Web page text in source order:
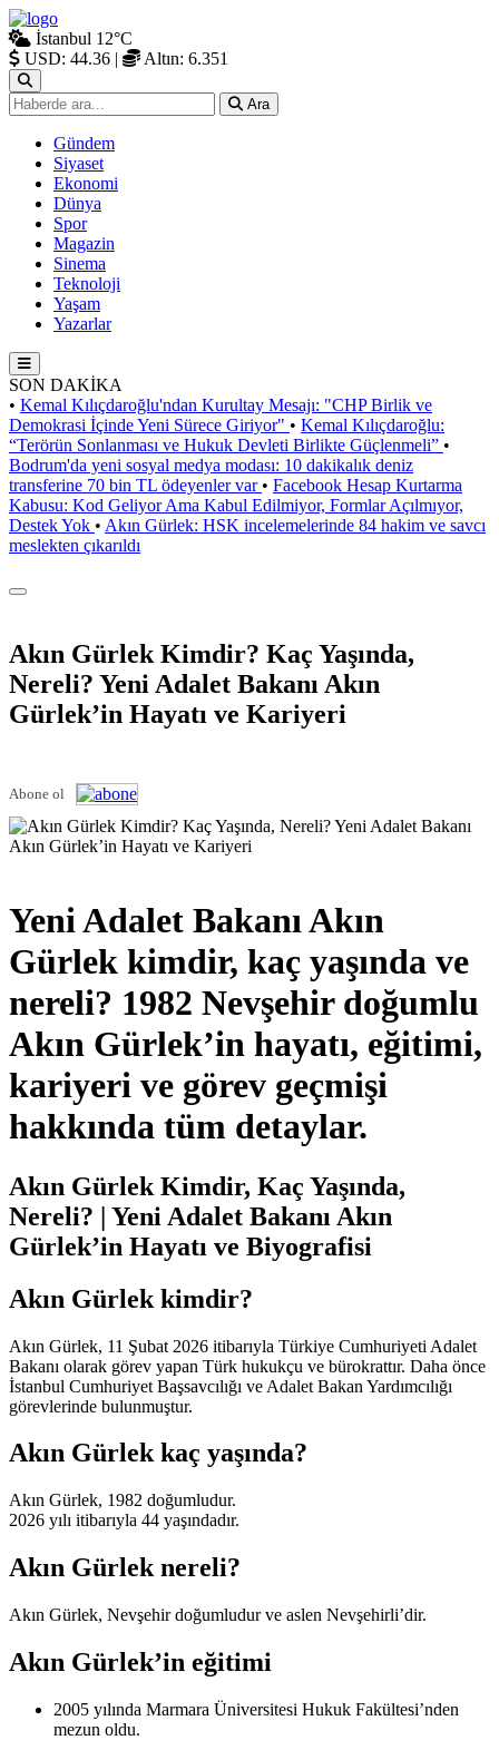
İstanbul 12°C
USD: 44.36 | Altın: 6.351
Ara
Gündem
Siyaset
Ekonomi
Dünya
Spor
Magazin
Sinema
Teknoloji
Yaşam
Yazarlar
SON DAKİKA
• Kemal Kılıçdaroğlu'ndan Kurultay Mesajı: "CHP Birlik ve
Demokrasi İçinde Yeni Sürece Giriyor" • Kemal Kılıçdaroğlu:
“Terörün Sonlanması ve Hukuk Devleti Birlikte Güçlenmeli” •
Bodrum'da yeni sosyal medya modası: 10 dakikalık deniz
transferine 70 bin TL ödeyenler var • Facebook Hesap Kurtarma
Kabusu: Kod Geliyor Ama Kabul Edilmiyor, Formlar Açılmıyor,
Destek Yok • Akın Gürlek: HSK incelemelerinde 84 hakim ve savcı
meslekten çıkarıldı
Akın Gürlek Kimdir? Kaç Yaşında,
Nereli? Yeni Adalet Bakanı Akın
Gürlek’in Hayatı ve Kariyeri
Abone ol
Yeni Adalet Bakanı Akın
Gürlek kimdir, kaç yaşında ve
nereli? 1982 Nevşehir doğumlu
Akın Gürlek’in hayatı, eğitimi,
kariyeri ve görev geçmişi
hakkında tüm detaylar.
Akın Gürlek Kimdir, Kaç Yaşında,
Nereli? | Yeni Adalet Bakanı Akın
Gürlek’in Hayatı ve Biyografisi
Akın Gürlek kimdir?
Akın Gürlek, 11 Şubat 2026 itibarıyla Türkiye Cumhuriyeti Adalet
Bakanı olarak görev yapan Türk hukukçu ve bürokrattır. Daha önce
İstanbul Cumhuriyet Başsavcılığı ve Adalet Bakan Yardımcılığı
görevlerinde bulunmuştur.
Akın Gürlek kaç yaşında?
Akın Gürlek, 1982 doğumludur.
2026 yılı itibarıyla 44 yaşındadır.
Akın Gürlek nereli?
Akın Gürlek, Nevşehir doğumludur ve aslen Nevşehirli’dir.
Akın Gürlek’in eğitimi
2005 yılında Marmara Üniversitesi Hukuk Fakültesi’nden
mezun oldu.